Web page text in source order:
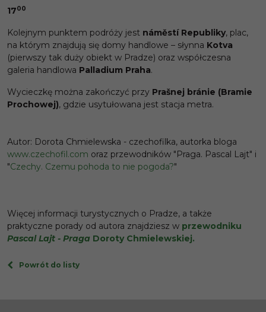
1700
Kolejnym punktem podróży jest náměstí Republiky, plac,
na którym znajdują się domy handlowe – słynna Kotva
(pierwszy tak duży obiekt w Pradze) oraz współczesna
galeria handlowa Palladium Praha.
Wycieczkę można zakończyć przy Prašnej bránie (Bramie
Prochowej), gdzie usytułowana jest stacja metra.
Autor: Dorota Chmielewska - czechofilka, autorka bloga
www.czechofil.com oraz przewodników "Praga. Pascal Lajt" i
"Czechy. Czemu pohoda to nie pogoda?"
Więcej informacji turystycznych o Pradze, a także
praktyczne porady od autora znajdziesz w przewodniku
Pascal Lajt - Praga Doroty Chmielewskiej.
Powrót do listy